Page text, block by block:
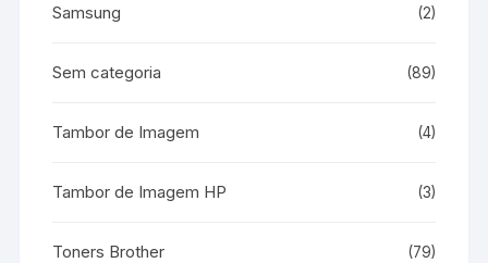
Samsung (2)
Sem categoria (89)
Tambor de Imagem (4)
Tambor de Imagem HP (3)
Toners Brother (79)